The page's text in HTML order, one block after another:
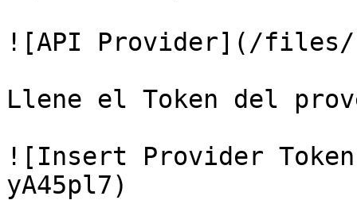
![API Provider](/files/-
Llene el Token del
![Insert Provider
yA45pl7)